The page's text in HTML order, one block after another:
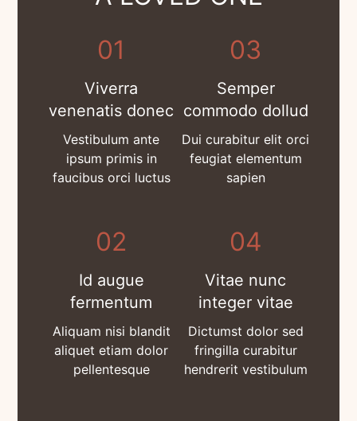
01
Viverra
venenatis donec
Vestibulum ante
ipsum primis in
faucibus orci luctus
02
Id augue
fermentum
Aliquam nisi blandit
aliquet etiam dolor
pellentesque
03
Semper
commodo dollud
Dui curabitur elit orci
feugiat elementum
sapien
04
Vitae nunc
integer vitae
Dictumst dolor sed
fringilla curabitur
hendrerit vestibulum